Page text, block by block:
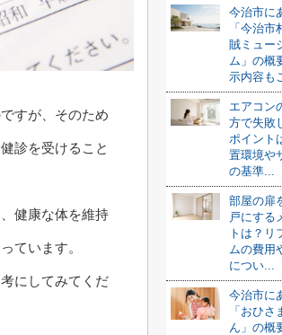
すが、そのため
診を受けること
健康な体を維持
ています。
にしてみてくだ
今治市に
「今治市
賊ミュー
ム」の概
示内容も
エアコン
方で失敗
ポイント
置環境や
の基準...
部屋の扉
戸にする
トは？リ
ムの費用
につい...
今治市に
「おひさ
ん」の概